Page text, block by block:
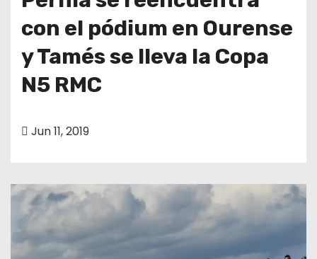
con el pódium en Ourense
y Tamés se lleva la Copa
N5 RMC
Jun 11, 2019